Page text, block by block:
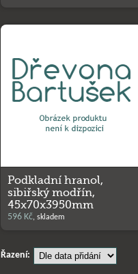
Podkladní hranol,
sibiřský modřín,
45x70x3950mm
596 Kč, skladem
Řazení: